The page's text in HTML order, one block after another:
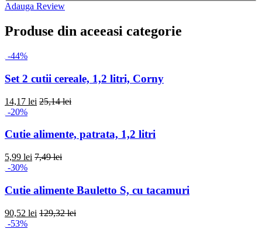
Adauga Review
Produse din aceeasi categorie
-44%
Set 2 cutii cereale, 1,2 litri, Corny
14,17 lei 25,14 lei
-20%
Cutie alimente, patrata, 1,2 litri
5,99 lei 7,49 lei
-30%
Cutie alimente Bauletto S, cu tacamuri
90,52 lei 129,32 lei
-53%